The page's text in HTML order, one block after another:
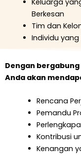
Berkesan
Tim dan
Individu yang
Dengan
Anda akan
Rencana
Pemandu
Kontribusi
Kenangan